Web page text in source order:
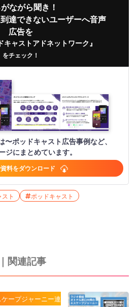
ながら聞き！
達できないユーザーへ音声
広告を
キャストアドネットワーク』
をチェック！
〜ポッドキャスト広告事例など、
ジにまとめています。
料をダウンロード
ト
ポッドキャスト
｜関連記事
ープジャーニー連